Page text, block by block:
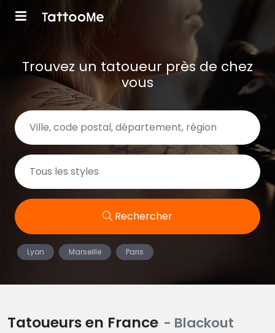
Trouvez un tatoueur près de chez
vous
Rechercher
Lyon Marseille Paris
Tatoueurs en France - Blackout